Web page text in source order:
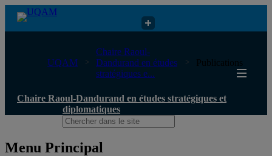
Chaire Raoul-Dandurand en études stratégiques et diplomatiques
UQAM
Chaire Raoul-
Dandurand en études
stratégiques e...
Publications
Chaire Raoul-Dandurand en études stratégiques et
diplomatiques
Menu Principal